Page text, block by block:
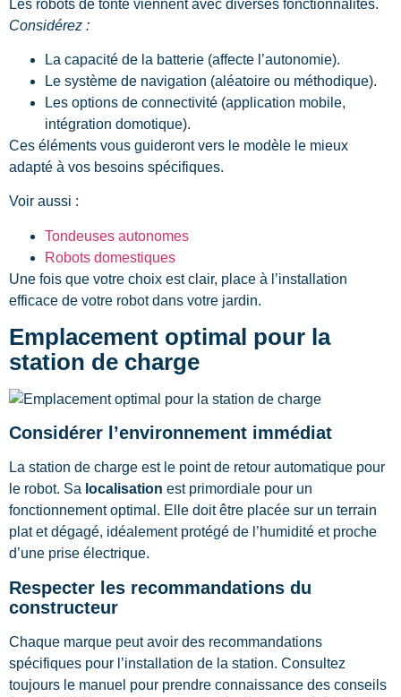
Les robots de tonte viennent avec diverses fonctionnalités.
Considérez :
La capacité de la batterie (affecte l’autonomie).
Le système de navigation (aléatoire ou méthodique).
Les options de connectivité (application mobile,
intégration domotique).
Ces éléments vous guideront vers le modèle le mieux
adapté à vos besoins spécifiques.
Voir aussi :
Tondeuses autonomes
Robots domestiques
Une fois que votre choix est clair, place à l’installation
efficace de votre robot dans votre jardin.
Emplacement optimal pour la
station de charge
Considérer l’environnement immédiat
La station de charge est le point de retour automatique pour
le robot. Sa localisation est primordiale pour un
fonctionnement optimal. Elle doit être placée sur un terrain
plat et dégagé, idéalement protégé de l’humidité et proche
d’une prise électrique.
Respecter les recommandations du
constructeur
Chaque marque peut avoir des recommandations
spécifiques pour l’installation de la station. Consultez
toujours le manuel pour prendre connaissance des conseils